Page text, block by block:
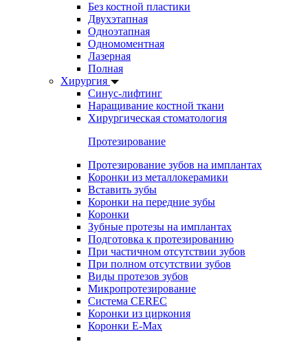
Без костной пластики
Двухэтапная
Одноэтапная
Одномоментная
Лазерная
Полная
Хирургия
Синус-лифтинг
Наращивание костной ткани
Хирургическая стоматология
Протезирование
Протезирование зубов на имплантах
Коронки из металлокерамики
Вставить зубы
Коронки на передние зубы
Коронки
Зубные протезы на имплантах
Подготовка к протезированию
При частичном отсутствии зубов
При полном отсутствии зубов
Виды протезов зубов
Микропротезирование
Система CEREC
Коронки из циркония
Коронки E-Max